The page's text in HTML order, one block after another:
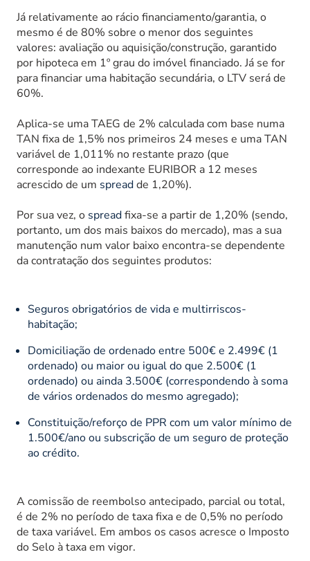
Já relativamente ao rácio financiamento/garantia, o
mesmo é de 80% sobre o menor dos seguintes
valores: avaliação ou aquisição/construção, garantido
por hipoteca em 1º grau do imóvel financiado. Já se for
para financiar uma habitação secundária, o LTV será de
60%.
Aplica-se uma TAEG de 2% calculada com base numa
TAN fixa de 1,5% nos primeiros 24 meses e uma TAN
variável de 1,011% no restante prazo (que
corresponde ao indexante EURIBOR a 12 meses
acrescido de um spreadde 1,20%).
Por sua vez, o spreadfixa-se a partir de 1,20% (sendo,
portanto, um dos mais baixos do mercado), mas a sua
manutenção num valor baixo encontra-se dependente
da contratação dos seguintes produtos:
Seguros obrigatórios de vida e multirriscos-
habitação;
Domiciliação de ordenado entre 500€ e 2.499€ (1
ordenado) ou maior ou igual do que 2.500€ (1
ordenado) ou ainda 3.500€ (correspondendo à soma
de vários ordenados do mesmo agregado);
Constituição/reforço de PPR com um valor mínimo de
1.500€/ano ou subscrição de um seguro de proteção
ao crédito.
A comissão de reembolso antecipado, parcial ou total,
é de 2% no período de taxa fixa e de 0,5% no período
de taxa variável. Em ambos os casos acresce o Imposto
do Selo à taxa em vigor.